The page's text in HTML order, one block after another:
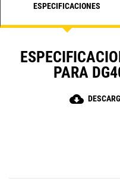
ESPECIFICACIONES
PARA
cloud_download